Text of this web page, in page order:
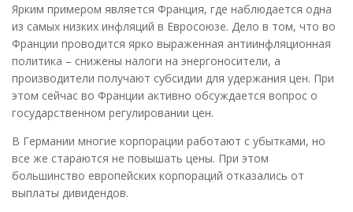
Ярким примером является Франция, где наблюдается одна
из самых низких инфляций в Евросоюзе. Дело в том, что во
Франции проводится ярко выраженная антиинфляционная
политика – снижены налоги на энергоносители, а
производители получают субсидии для удержания цен. При
этом сейчас во Франции активно обсуждается вопрос о
государственном регулировании цен.
В Германии многие корпорации работают с убытками, но
все же стараются не повышать цены. При этом
большинство европейских корпораций отказались от
выплаты дивидендов.